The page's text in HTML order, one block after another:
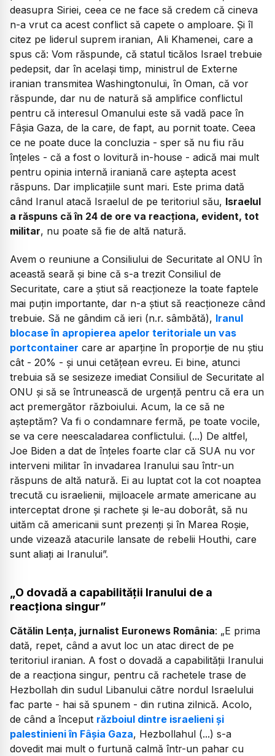
deasupra Siriei, ceea ce ne face să credem că cineva
n-a vrut ca acest conflict să capete o amploare. Și îl
citez pe liderul suprem iranian, Ali Khamenei, care a
spus că: Vom răspunde, că statul ticălos Israel trebuie
pedepsit, dar în același timp, ministrul de Externe
iranian transmitea Washingtonului, în Oman, că vor
răspunde, dar nu de natură să amplifice conflictul
pentru că interesul Omanului este să vadă pace în
Fâșia Gaza, de la care, de fapt, au pornit toate. Ceea
ce ne poate duce la concluzia - sper să nu fiu rău
înțeles - că a fost o lovitură in-house - adică mai mult
pentru opinia internă iraniană care aștepta acest
răspuns. Dar implicațiile sunt mari. Este prima dată
când Iranul atacă Israelul de pe teritoriul său, Israelul
a răspuns că în 24 de ore va reacționa, evident, tot
militar, nu poate să fie de altă natură.
Avem o reuniune a Consiliului de Securitate al ONU în
această seară și bine că s-a trezit Consiliul de
Securitate, care a știut să reacționeze la toate faptele
mai puțin importante, dar n-a știut să reacționeze când
trebuie. Să ne gândim că ieri (n.r. sâmbătă), Iranul
blocase în apropierea apelor teritoriale un vas
portcontainer care ar aparține în proporție de nu știu
cât - 20% - și unui cetățean evreu. Ei bine, atunci
trebuia să se sesizeze imediat Consiliul de Securitate al
ONU și să se întrunească de urgență pentru că era un
act premergător războiului. Acum, la ce să ne
așteptăm? Va fi o condamnare fermă, pe toate vocile,
se va cere neescaladarea conflictului. (...) De altfel,
Joe Biden a dat de înțeles foarte clar că SUA nu vor
interveni militar în invadarea Iranului sau într-un
răspuns de altă natură. Ei au luptat cot la cot noaptea
trecută cu israelienii, mijloacele armate americane au
interceptat drone și rachete și le-au doborât, să nu
uităm că americanii sunt prezenți și în Marea Roșie,
unde vizează atacurile lansate de rebelii Houthi, care
sunt aliați ai Iranului”.
„O dovadă a capabilității Iranului de a
reacționa singur”
Cătălin Lența, jurnalist Euronews România: „E prima
dată, repet, când a avut loc un atac direct de pe
teritoriul iranian. A fost o dovadă a capabilității Iranului
de a reacționa singur, pentru că rachetele trase de
Hezbollah din sudul Libanului către nordul Israelului
fac parte - hai să spunem - din rutina zilnică. Acolo,
de când a început războiul dintre israelieni și
palestinieni în Fâșia Gaza, Hezbollahul (...) s-a
dovedit mai mult o furtună calmă într-un pahar cu